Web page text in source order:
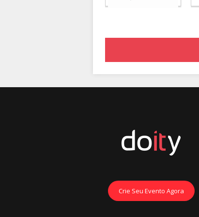
Crie Seu Evento Agora